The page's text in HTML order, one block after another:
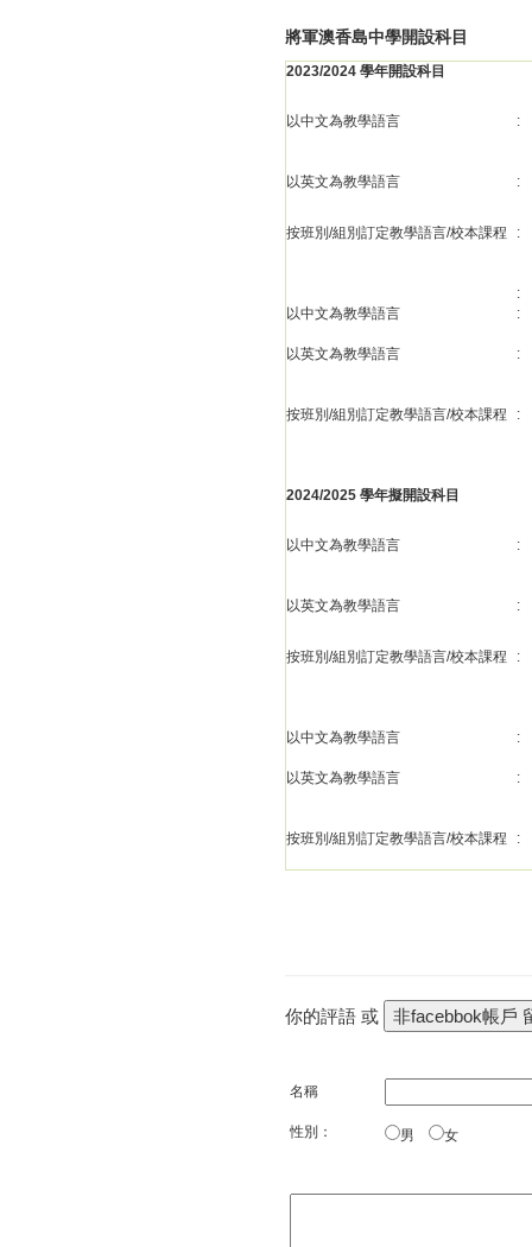
將軍澳香島中學開設科目
2023/2024 學年開設科目
以中文為教學語言 :
以英文為教學語言 :
按班別/組別訂定教學語言/校本課程 :
:
以中文為教學語言
:
以英文為教學語言 :
按班別/組別訂定教學語言/校本課程 :
2024/2025 學年擬開設科目
以中文為教學語言 :
以英文為教學語言 :
按班別/組別訂定教學語言/校本課程 :
以中文為教學語言 :
以英文為教學語言 :
按班別/組別訂定教學語言/校本課程 :
你的評語 或
名稱
性別： 男 女